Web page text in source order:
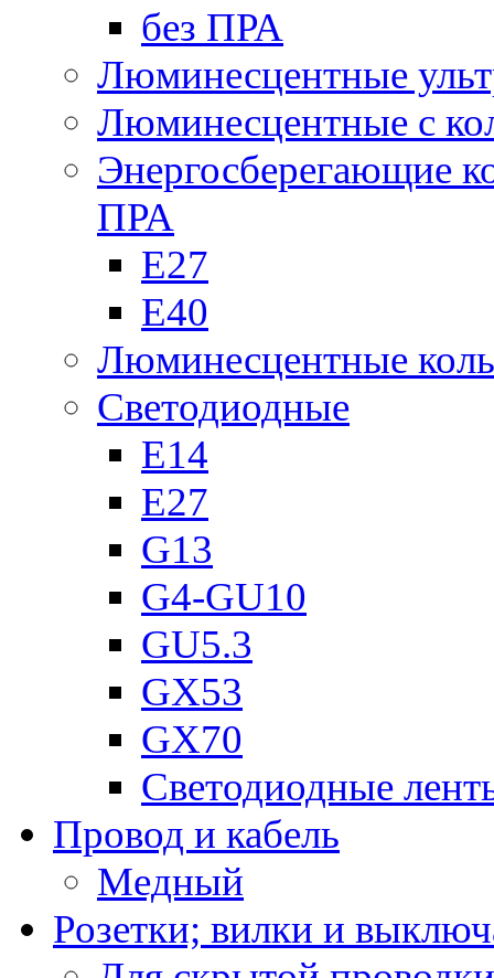
без ПРА
Люминесцентные
Люминесцентные с
Энергосберегающие
ПРА
Е27
Е40
Люминесцентные
Светодиодные
Е14
Е27
G13
G4-GU10
GU5.3
GX53
GX70
Светодиодные
Провод и кабель
Медный
Розетки; вилки и